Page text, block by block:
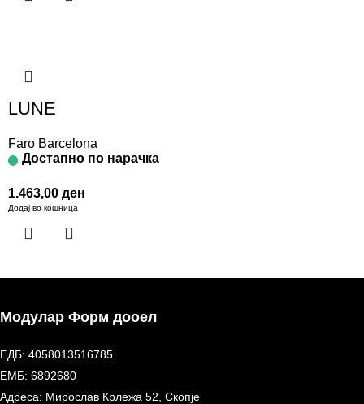
LUNE
Faro Barcelona
Достапно по нарачка
1.463,00 ден
Додај во кошница
Модулар Форм дооел
ЕДБ: 4058013516785
ЕМБ: 6892680
Адреса: Мирослав Крлежа 52, Скопје